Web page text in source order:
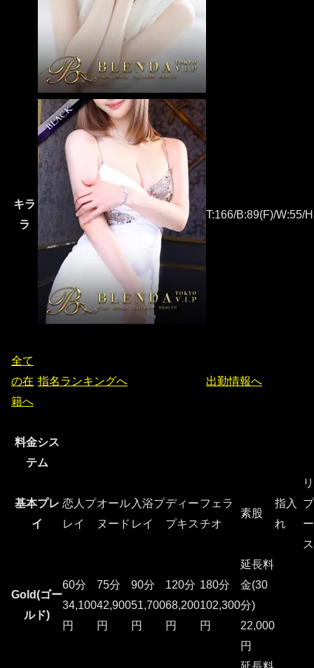
キラ
ラ
T:166/B:89(F)/W:55/
全て
の在
籍へ
指名ランキングへ 出勤情報へ
料金シス
テム
基本プレ
イ
恋人プ
レイ
オール
ヌード
入浴プ
レイ
ディー
プキス
フェラ
チオ
素股
指入
れ
ス
Gold(ゴー
ルド)
60分
34,100
円
75分
42,900
円
90分
51,700
円
120分
68,200
円
180分
102,300
円
延長料
金(30
分)
22,000
円